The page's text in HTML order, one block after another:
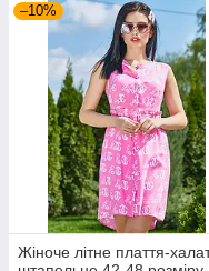
–10%
Жіноче літне плаття-